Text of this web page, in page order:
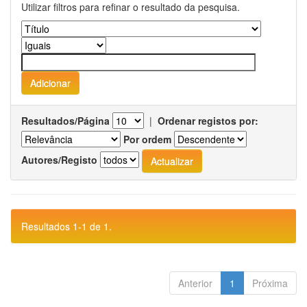
Utilizar filtros para refinar o resultado da pesquisa.
Resultados/Página | Ordenar registos por:
Por ordem
Autores/Registo
Resultados 1-1 de 1.
Anterior 1 Próxima